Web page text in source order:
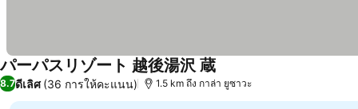
パーパスリゾート 越後湯沢 蔵
8.7ดีเลิศ (36 การให้คะแนน) 1.5 km ถึง กาล่า ยูซาวะ